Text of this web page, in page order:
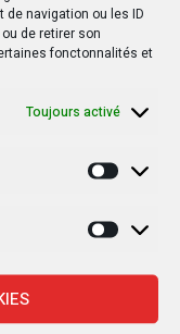
navigation ou les ID
de retirer son
fonctonnalités et
Toujours activé